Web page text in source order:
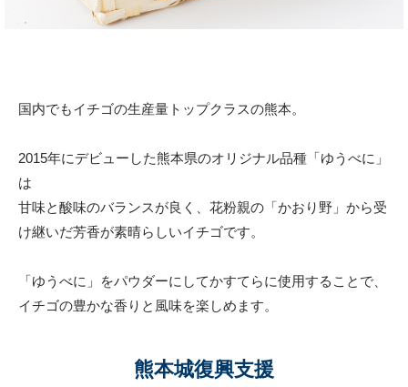
国内でもイチゴの生産量トップクラスの熊本。
2015年にデビューした熊本県のオリジナル品種「ゆうべに」
は
甘味と酸味のバランスが良く、花粉親の「かおり野」から受
け継いだ芳香が素晴らしいイチゴです。
「ゆうべに」をパウダーにしてかすてらに使用することで、
イチゴの豊かな香りと風味を楽しめます。
熊本城復興支援